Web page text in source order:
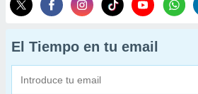
El Tiempo en tu email